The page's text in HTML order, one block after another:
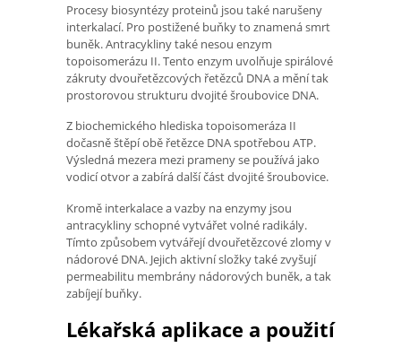
Procesy biosyntézy proteinů jsou také narušeny
interkalací. Pro postižené buňky to znamená smrt
buněk. Antracykliny také nesou enzym
topoisomerázu II. Tento enzym uvolňuje spirálové
zákruty dvouřetězcových řetězců DNA a mění tak
prostorovou strukturu dvojité šroubovice DNA.
Z biochemického hlediska topoisomeráza II
dočasně štěpí obě řetězce DNA spotřebou ATP.
Výsledná mezera mezi prameny se používá jako
vodicí otvor a zabírá další část dvojité šroubovice.
Kromě interkalace a vazby na enzymy jsou
antracykliny schopné vytvářet volné radikály.
Tímto způsobem vytvářejí dvouřetězcové zlomy v
nádorové DNA. Jejich aktivní složky také zvyšují
permeabilitu membrány nádorových buněk, a tak
zabíjejí buňky.
Lékařská aplikace a použití